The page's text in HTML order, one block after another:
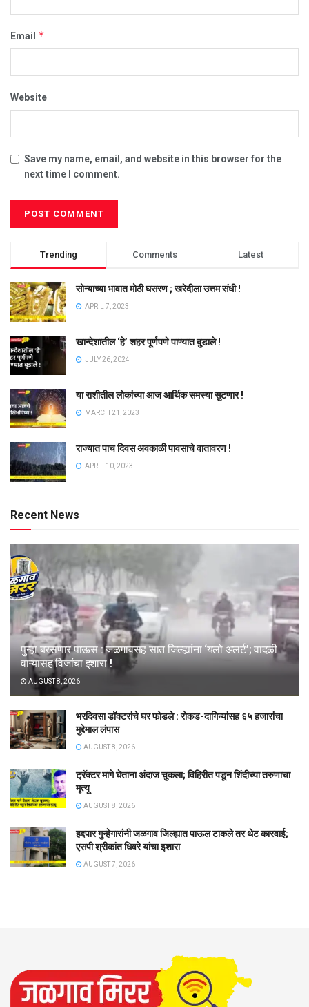
Email *
Website
Save my name, email, and website in this browser for the
next time I comment.
Trending Comments Latest
सोन्याच्या भावात मोठी घसरण ; खरेदीला उत्तम संधी !
APRIL 7, 2023
खान्देशातील ‘हे’ शहर पूर्णपणे पाण्यात बुडाले !
JULY 26, 2024
या राशीतील लोकांच्या आज आर्थिक समस्या सुटणार !
MARCH 21, 2023
राज्यात पाच दिवस अवकाळी पावसाचे वातावरण !
APRIL 10, 2023
Recent News
पुन्हा बरसणार पाऊस : जळगावसह सात जिल्ह्यांना ‘यलो अलर्ट’; वादळी
वाऱ्यासह विजांचा इशारा !
AUGUST 8, 2026
भरदिवसा डॉक्टरांचे घर फोडले : रोकड-दागिन्यांसह ६५ हजारांचा
मुद्देमाल लंपास
AUGUST 8, 2026
ट्रॅक्टर मागे घेताना अंदाज चुकला; विहिरीत पडून शिंदीच्या तरुणाचा
मृत्यू
AUGUST 8, 2026
हद्दपार गुन्हेगारांनी जळगाव जिल्ह्यात पाऊल टाकले तर थेट कारवाई;
एसपी श्रीकांत धिवरे यांचा इशारा
AUGUST 7, 2026